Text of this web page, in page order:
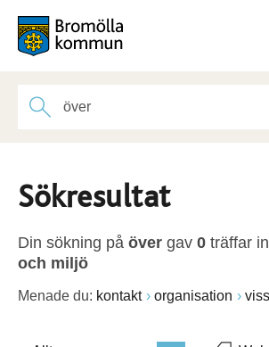
Sökresultat
Din sökning på över gav 0 träffar
och miljö
Menade du: kontakt organisation